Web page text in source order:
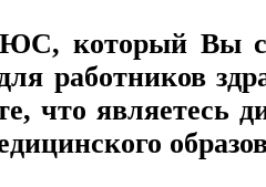
, который Вы
работников
что являетесь